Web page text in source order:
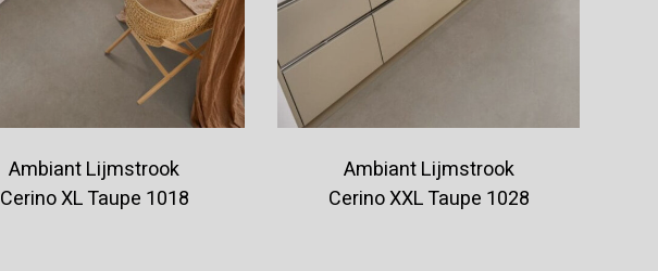
Ambiant Lijmstrook
Cerino XL Taupe 1018
Ambiant Lijmstrook
Cerino XXL Taupe 1028